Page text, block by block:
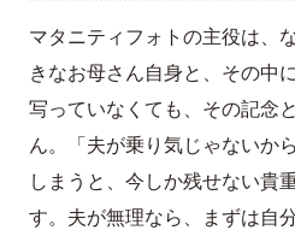
マタニティフォトの主役は、
きなお母さん自身と、その中
写っていなくても、その記念
ん。「夫が乗り気じゃないか
しまうと、今しか残せない貴
す。夫が無理なら、まずは自